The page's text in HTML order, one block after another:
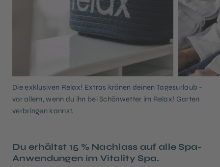
Die exklusiven Relax! Extras krönen deinen Tagesurlaub -
vor allem, wenn du ihn bei Schönwetter im Relax! Garten
verbringen kannst.
Du erhältst 15 % Nachlass auf alle Spa-
Anwendungen im Vitality Spa.